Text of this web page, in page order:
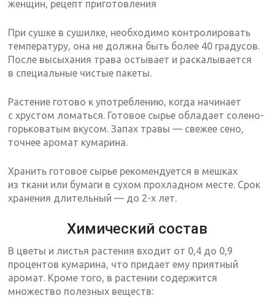
женщин, рецепт приготовления
При сушке в сушилке, необходимо контролировать
температуру, она не должна быть более 40 градусов.
После высыхания трава остывает и раскалывается
в специальные чистые пакеты.
Растение готово к употреблению, когда начинает
с хрустом ломаться. Готовое сырье обладает солено-
горьковатым вкусом. Запах травы — свежее сено,
точнее аромат кумарина.
Хранить готовое сырье рекомендуется в мешках
из ткани или бумаги в сухом прохладном месте. Срок
хранения длительный — до 2-х лет.
Химический состав
В цветы и листья растения входит от 0,4 до 0,9
процентов кумарина, что придает ему приятный
аромат. Кроме того, в растении содержится
множество полезных веществ: